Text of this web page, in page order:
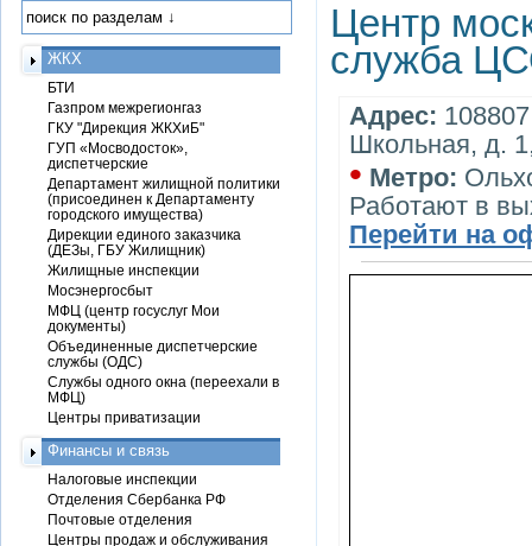
Центр
служба
Адрес:
Школьная, д.
• Метро:
Работают в
Перейти на
ЖКХ
БТИ
Газпром межрегионгаз
ГКУ "Дирекция ЖКХиБ"
ГУП «Мосводосток»,
диспетчерские
Департамент жилищной политики
(присоединен к Департаменту
городского имущества)
Дирекции единого заказчика
(ДЕЗы, ГБУ Жилищник)
Жилищные инспекции
Мосэнергосбыт
МФЦ (центр госуслуг Мои
документы)
Объединенные диспетчерские
службы (ОДС)
Службы одного окна (переехали в
МФЦ)
Центры приватизации
Финансы и связь
Налоговые инспекции
Отделения Сбербанка РФ
Почтовые отделения
Центры продаж и обслуживания